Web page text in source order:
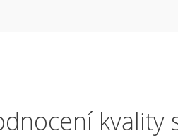
kvality